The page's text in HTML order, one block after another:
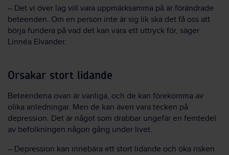
– Det vi över lag vill vara uppmärksamma på är förändrade
beteenden. Om en person inte är sig lik ska det få oss att
börja fundera på vad det kan vara ett uttryck för, säger
Linnéa Elvander.
Orsakar stort lidande
Beteendena ovan är vanliga, och de kan förekomma av
olika anledningar. Men de kan även vara tecken på
depression. Det är något som drabbar ungefär en femtedel
av befolkningen någon gång under livet.
– Depression kan innebära ett stort lidande och öka risken